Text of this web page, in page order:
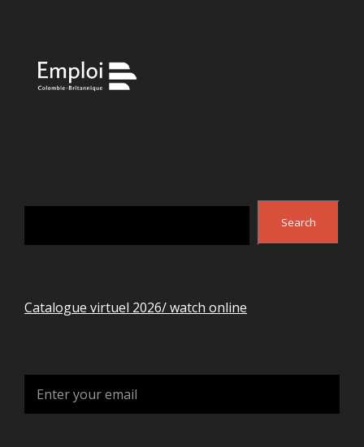
Search
Search
Catalogue virtuel 2026/ watch online